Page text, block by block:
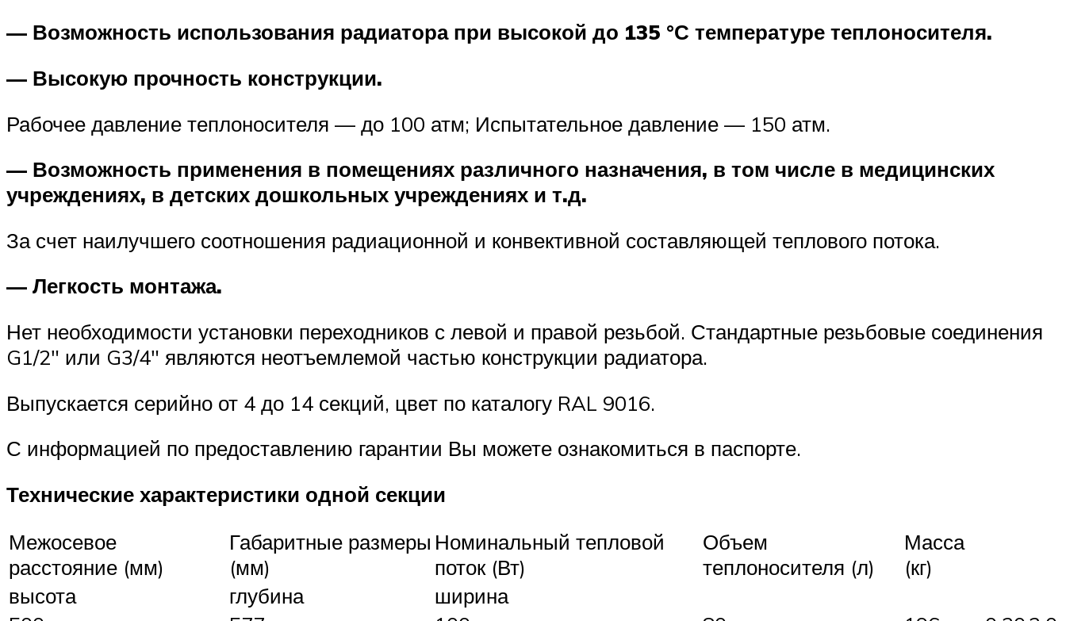
— Возможность использования радиатора при высокой до 135 °С температуре теплоносителя.
— Высокую прочность конструкции.
Рабочее давление теплоносителя — до 100 атм; Испытательное давление — 150 атм.
— Возможность применения в помещениях различного назначения, в том числе в медицинских
учреждениях, в детских дошкольных учреждениях и т.д.
За счет наилучшего соотношения радиационной и конвективной составляющей теплового потока.
— Легкость монтажа.
Нет необходимости установки переходников с левой и правой резьбой. Стандартные резьбовые соединения
G1/2″ или G3/4″ являются неотъемлемой частью конструкции радиатора.
Выпускается серийно от 4 до 14 секций, цвет по каталогу RAL 9016.
С информацией по предоставлению гарантии Вы можете ознакомиться в паспорте.
Технические характеристики одной секции
Межосевое
расстояние (мм)
Габаритные размеры
(мм)
Номинальный тепловой
поток (Вт)
Объем
теплоносителя (л)
Масса
(кг)
высота
глубина
ширина